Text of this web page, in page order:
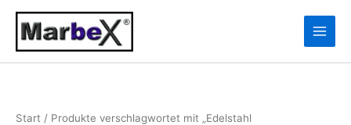
Zum
Inhalt
springen
Start / Produkte verschlagwortet mit „Edelstahl